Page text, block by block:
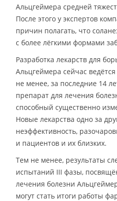
Альцгеймера средней
После этого у экспертов
причин полагать, что
с более лёгкими формами
Разработка лекарств для
Альцгеймера сейчас
не менее, за последние 14
препарат для лечения
способный существенно
Новые лекарства одно за
неэффективность,
и пациентов и их близких.
Тем не менее, результаты
испытаний III фазы,
лечения болезни
могут стать итоги работы